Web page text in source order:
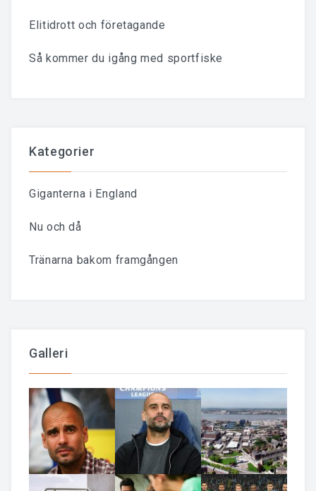
Elitidrott och företagande
Så kommer du igång med sportfiske
Kategorier
Giganterna i England
Nu och då
Tränarna bakom framgången
Galleri